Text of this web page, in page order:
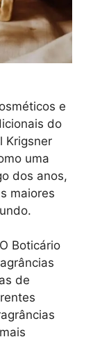
e
do
Krigsner
uma
dos anos,
maiores
Boticário
de